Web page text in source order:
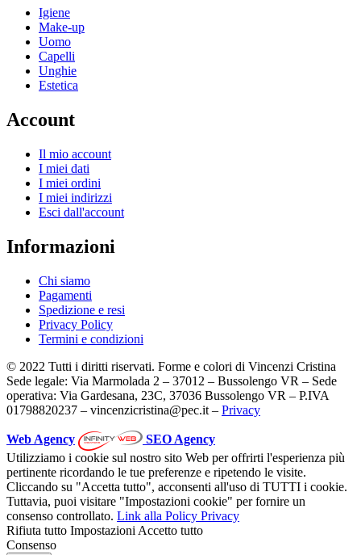
Igiene
Make-up
Uomo
Capelli
Unghie
Estetica
Account
Il mio account
I miei dati
I miei ordini
I miei indirizzi
Esci dall'account
Informazioni
Chi siamo
Pagamenti
Spedizione e resi
Privacy Policy
Termini e condizioni
© 2022 Tutti i diritti riservati. Forme e colori di Vincenzi Cristina
Sede legale: Via Marmolada 2 – 37012 – Bussolengo VR – Sede
operativa: Via Gardesana, 23C, 37036 Bussolengo VR – P.IVA
01798820237 – vincenzicristina@pec.it – Privacy
Web Agency
SEO Agency
Utilizziamo i cookie sul nostro sito Web per offrirti l'esperienza più
pertinente ricordando le tue preferenze e ripetendo le visite.
Cliccando su "Accetta tutto", acconsenti all'uso di TUTTI i cookie.
Tuttavia, puoi visitare "Impostazioni cookie" per fornire un
consenso controllato. Link alla Policy Privacy
Rifiuta tutto Impostazioni Accetto tutto
Consenso